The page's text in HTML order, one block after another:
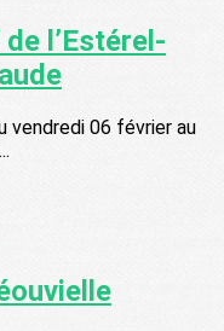
l’Estérel-
vendredi 06 février au